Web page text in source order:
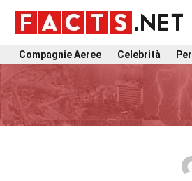
Compagnie Aeree Celebrità